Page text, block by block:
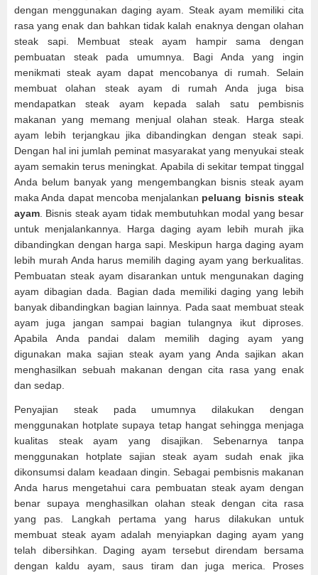
dengan menggunakan daging ayam. Steak ayam memiliki cita
rasa yang enak dan bahkan tidak kalah enaknya dengan olahan
steak sapi. Membuat steak ayam hampir sama dengan
pembuatan steak pada umumnya. Bagi Anda yang ingin
menikmati steak ayam dapat mencobanya di rumah. Selain
membuat olahan steak ayam di rumah Anda juga bisa
mendapatkan steak ayam kepada salah satu pembisnis
makanan yang memang menjual olahan steak. Harga steak
ayam lebih terjangkau jika dibandingkan dengan steak sapi.
Dengan hal ini jumlah peminat masyarakat yang menyukai steak
ayam semakin terus meningkat. Apabila di sekitar tempat tinggal
Anda belum banyak yang mengembangkan bisnis steak ayam
maka Anda dapat mencoba menjalankan peluang bisnis steak
ayam . Bisnis steak ayam tidak membutuhkan modal yang besar
untuk menjalankannya. Harga daging ayam lebih murah jika
dibandingkan dengan harga sapi. Meskipun harga daging ayam
lebih murah Anda harus memilih daging ayam yang berkualitas.
Pembuatan steak ayam disarankan untuk mengunakan daging
ayam dibagian dada. Bagian dada memiliki daging yang lebih
banyak dibandingkan bagian lainnya. Pada saat membuat steak
ayam juga jangan sampai bagian tulangnya ikut diproses.
Apabila Anda pandai dalam memilih daging ayam yang
digunakan maka sajian steak ayam yang Anda sajikan akan
menghasilkan sebuah makanan dengan cita rasa yang enak
dan sedap.
Penyajian steak pada umumnya dilakukan dengan
menggunakan hotplate supaya tetap hangat sehingga menjaga
kualitas steak ayam yang disajikan. Sebenarnya tanpa
menggunakan hotplate sajian steak ayam sudah enak jika
dikonsumsi dalam keadaan dingin. Sebagai pembisnis makanan
Anda harus mengetahui cara pembuatan steak ayam dengan
benar supaya menghasilkan olahan steak dengan cita rasa
yang pas. Langkah pertama yang harus dilakukan untuk
membuat steak ayam adalah menyiapkan daging ayam yang
telah dibersihkan. Daging ayam tersebut direndam bersama
dengan kaldu ayam, saus tiram dan juga merica. Proses